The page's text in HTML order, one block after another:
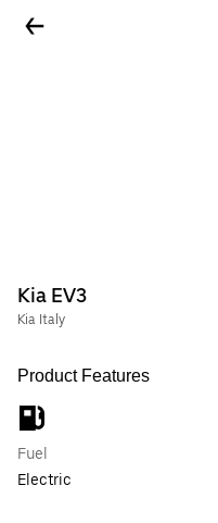
Kia EV3
Kia Italy
Product Features
Fuel
Electric